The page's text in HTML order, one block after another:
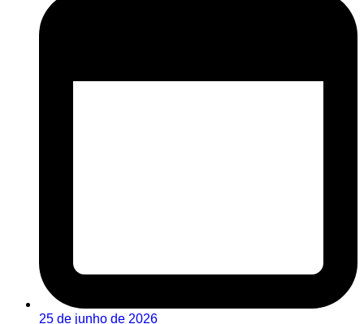
25 de junho de 2026